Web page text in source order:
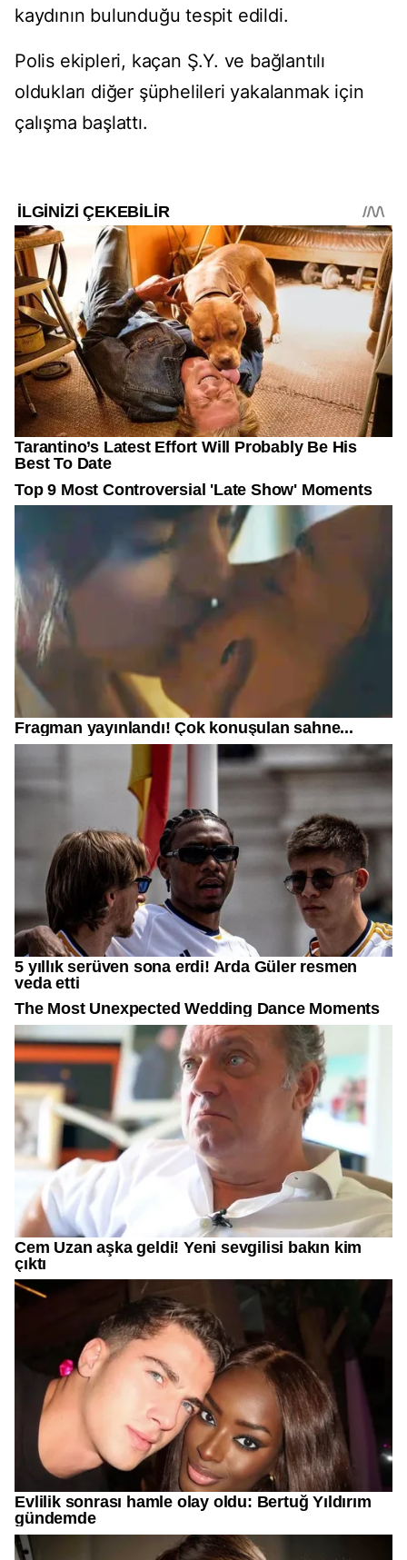
kaydının bulunduğu tespit edildi.
Polis ekipleri, kaçan Ş.Y. ve bağlantılı
oldukları diğer şüphelileri yakalanmak için
çalışma başlattı.